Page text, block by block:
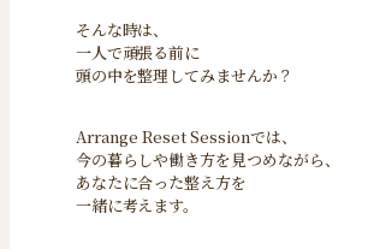
そんな時は、
一人で頑張る前に
頭の中を整理してみませんか？
Arrange Reset Sessionでは、
今の暮らしや働き方を見つめながら、
あなたに合った整え方を
一緒に考えます。